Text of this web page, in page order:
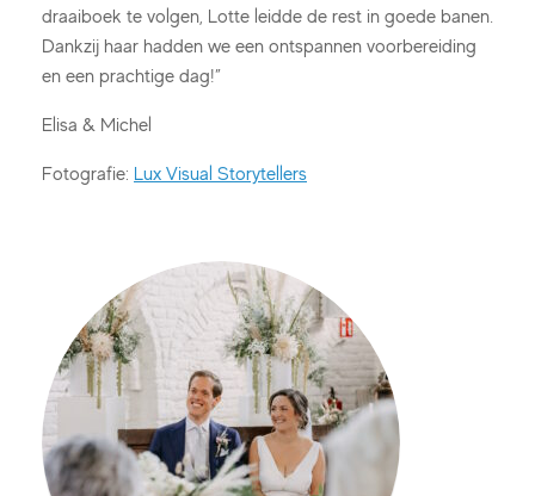
draaiboek te volgen, Lotte leidde de rest in goede banen.
Dankzij haar hadden we een ontspannen voorbereiding
en een prachtige dag!”
Elisa & Michel
Fotografie: Lux Visual Storytellers